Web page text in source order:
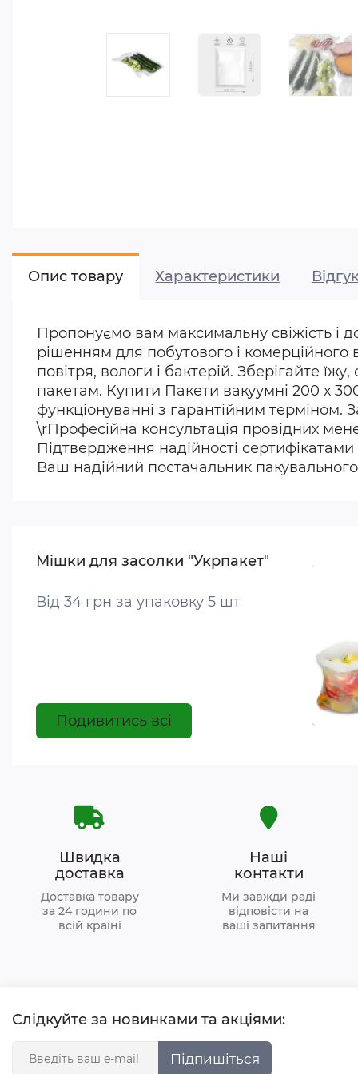
Опис товару Характеристики
Пропонуємо вам максимальну свіжість і
рішенням для побутового і
повітря, вологи і бактерій. Зберігайте
пакетам. Купити Пакети вакуумні 200 х
функціонуванні з гарантійним терміном.
\rПрофесійна консультація провідних
Підтвердження надійності
Ваш надійний постачальник
Мішки для засолки "Укрпакет"
Від 34 грн за упаковку 5 шт
Подивитись всі
Швидка
доставка
Доставка товару
за 24 години по
всій країні
Наші
контакти
Ми завжди раді
відповісти на
ваші запитання
Слідкуйте за новинками та акціями:
Підпишіться